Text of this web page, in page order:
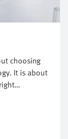
choosing
It is about
actually
do not